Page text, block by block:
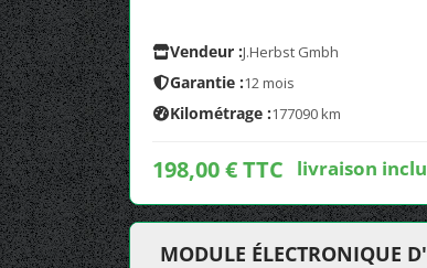
Vendeur :J.Herbst Gmbh
Garantie :12 mois
Kilométrage :177090 km
198,00 € TTC livraison
MODULE ÉLECTRONIQUE